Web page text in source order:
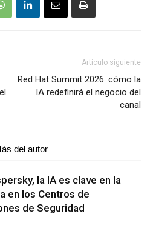
Artículo siguiente
Red Hat Summit 2026: cómo la
IA redefinirá el negocio del
canal
del autor
la IA es clave en la
en los Centros de
de Seguridad